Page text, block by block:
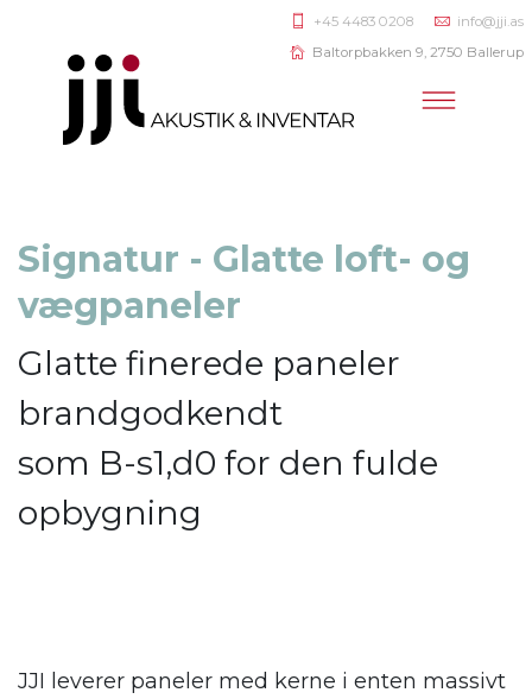
+45 4483 0208
info@jji.as
Baltorpbakken 9, 2750 Ballerup
Signatur - Glatte loft- og
vægpaneler
Glatte finerede paneler
brandgodkendt
som B-s1,d0 for den fulde
opbygning
JJI leverer paneler med kerne i enten massivt